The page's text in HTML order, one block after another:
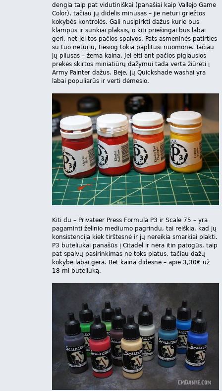
dengia taip pat vidutiniškai (panašiai kaip Vallejo Game
Color), tačiau jų didelis minusas – jie neturi griežtos
kokybės kontrolės. Gali nusipirkti dažus kurie bus
klampūs ir sunkiai plaksis, o kiti priešingai bus labai
geri, net jei tos pačios spalvos. Pats asmeninės patirties
su tuo neturiu, tiesiog tokia paplitusi nuomonė. Tačiau
jų pliusas – žema kaina. Jei eiti ant pačios pigiausios
prekės skirtos miniatiūrų dažymui tada verta žiūrėti į
Army Painter dažus. Beje, jų Quickshade washai yra
labai populiarūs ir verti dėmesio.
Kiti du – Privateer Press Formula P3 ir Scale 75 – yra
pagaminti želinio mediumo pagrindu, tai reiškia, kad jų
konsistencija kiek tirštesnė ir jų nereikia smarkiai plakti.
P3 buteliukai panašūs į Citadel ir nėra itin patogūs, taip
pat spalvų pasirinkimas ne toks platus, tačiau dažų
kokybė labai gera. Bet kaina didesnė – apie 3,30€ už
18 ml buteliuką.